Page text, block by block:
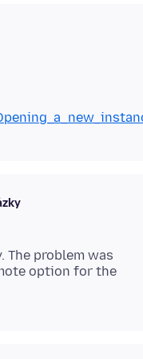
The problem was
option for the